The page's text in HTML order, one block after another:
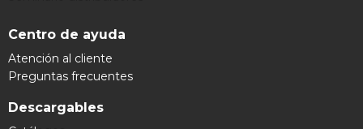
Centro de ayuda
Atención al cliente
Preguntas frecuentes
Descargables